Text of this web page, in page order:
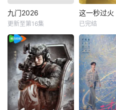
九门2026
更新至第16集
这一秒过火
已完结